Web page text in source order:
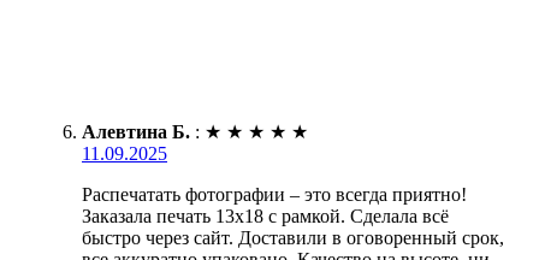
Алевтина Б. : ★ ★ ★ ★ ★
11.09.2025
Распечатать фотографии – это всегда приятно!
Заказала печать 13х18 с рамкой. Сделала всё
быстро через сайт. Доставили в оговоренный срок,